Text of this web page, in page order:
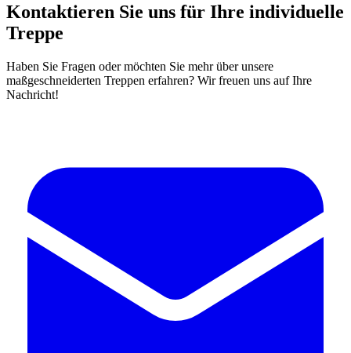
Kontaktieren Sie uns für Ihre individuelle
Treppe
Haben Sie Fragen oder möchten Sie mehr über unsere
maßgeschneiderten Treppen erfahren? Wir freuen uns auf Ihre
Nachricht!